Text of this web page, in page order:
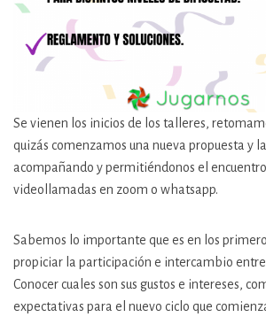
Se vienen los inicios de los talleres,
quizás comenzamos una nueva propuesta y
acompañando y permitiéndonos el
videollamadas en zoom o whatsapp.
Sabemos lo importante que es en los
propiciar la participación e intercambio
Conocer cuales son sus gustos e intereses,
expectativas para el nuevo ciclo que